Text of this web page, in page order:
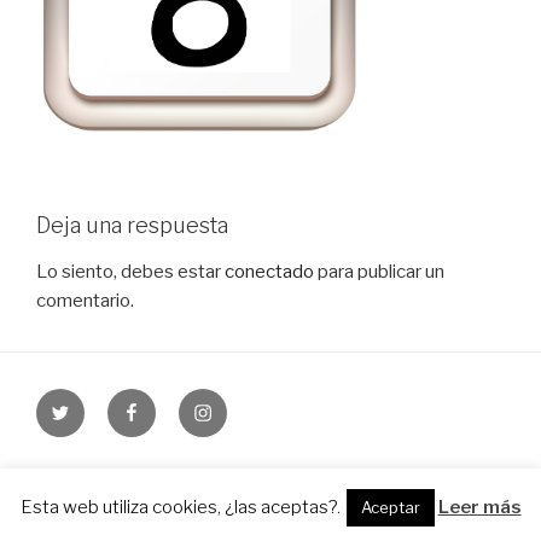
Deja una respuesta
Lo siento, debes estarconectado para publicar un
comentario.
Twitter FacebookInstagram
Esta web utiliza cookies, ¿las aceptas?. Aceptar Leer más